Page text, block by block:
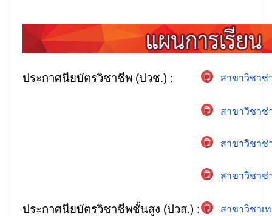
ประกาศนียบัตรวิชาชีพ (ปวช.) : สาขาวิชาช่
สาขาวิชาช่
สาขาวิชาช่
สาขาวิชาช่
ประกาศนียบัตรวิชาชีพชั้นสูง (ปวส.) : สาขาวิชาเ